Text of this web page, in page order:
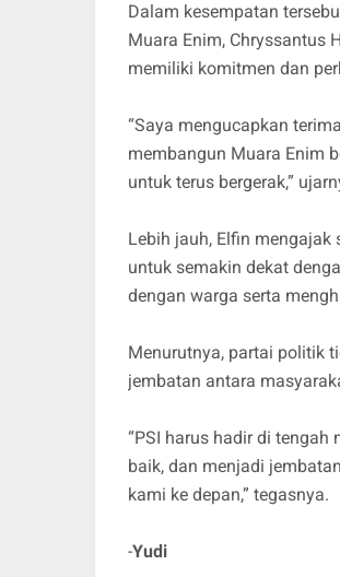
Dalam kesempatan
Muara Enim, Chryssantus
memiliki komitmen dan
“Saya mengucapkan
membangun Muara Enim
untuk terus bergerak,”
Lebih jauh, Elfin mengajak
untuk semakin dekat
dengan warga serta
Menurutnya, partai politik
jembatan antara
“PSI harus hadir di
baik, dan menjadi
kami ke depan,” tegasnya.
-Yudi